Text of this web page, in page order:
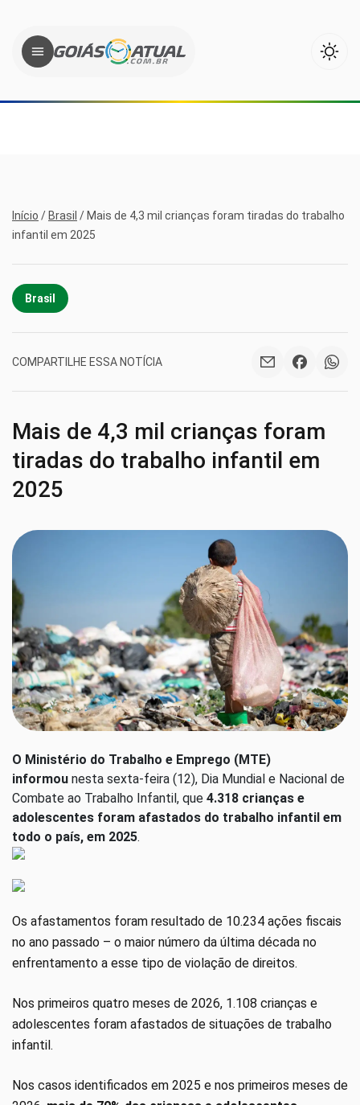
Início / Brasil / Mais de 4,3 mil crianças foram tiradas do trabalho
infantil em 2025
Brasil
COMPARTILHE ESSA NOTÍCIA
Mais de 4,3 mil crianças foram
tiradas do trabalho infantil em
2025
O Ministério do Trabalho e Emprego (MTE)
informou nesta sexta-feira (12), Dia Mundial e Nacional de
Combate ao Trabalho Infantil, que 4.318 crianças e
adolescentes foram afastados do trabalho infantil em
todo o país, em 2025.
Os afastamentos foram resultado de 10.234 ações fiscais
no ano passado – o maior número da última década no
enfrentamento a esse tipo de violação de direitos.
Nos primeiros quatro meses de 2026, 1.108 crianças e
adolescentes foram afastados de situações de trabalho
infantil.
Nos casos identificados em 2025 e nos primeiros meses de